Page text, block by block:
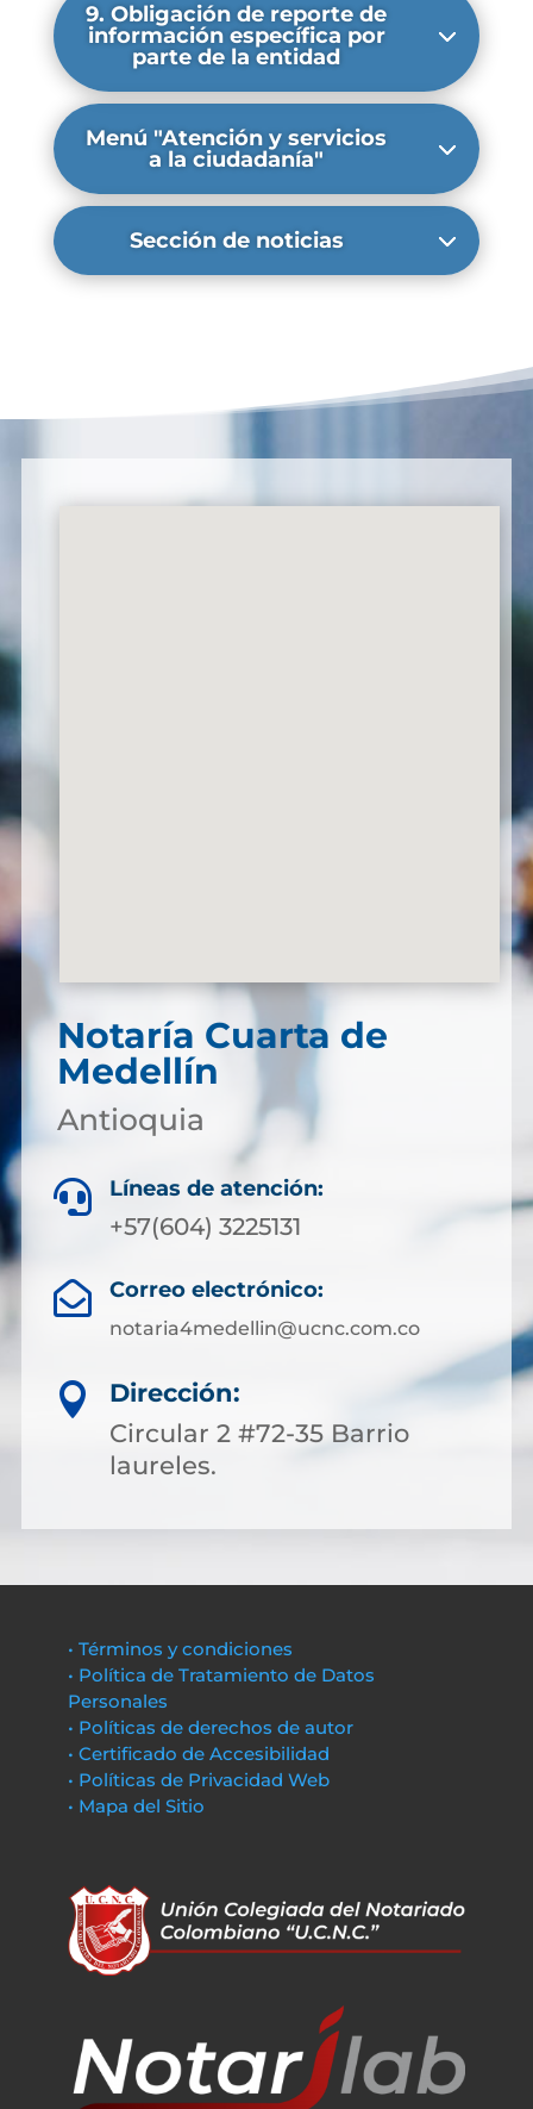
9. Obligación de reporte de
información específica por
parte de la entidad
Menú "Atención y servicios
a la ciudadanía"
Sección de noticias
Notaría Cuarta de
Medellín
Antioquia
 Líneas de atención:
+57(604) 3225131
 Correo electrónico:
notaria4medellin@ucnc.com.co

Dirección:
Circular 2 #72-35 Barrio
laureles.
• Términos y condiciones
• Política de Tratamiento de Datos
Personales
• Políticas de derechos de autor
• Certificado de Accesibilidad
• Políticas de Privacidad Web
• Mapa del Sitio